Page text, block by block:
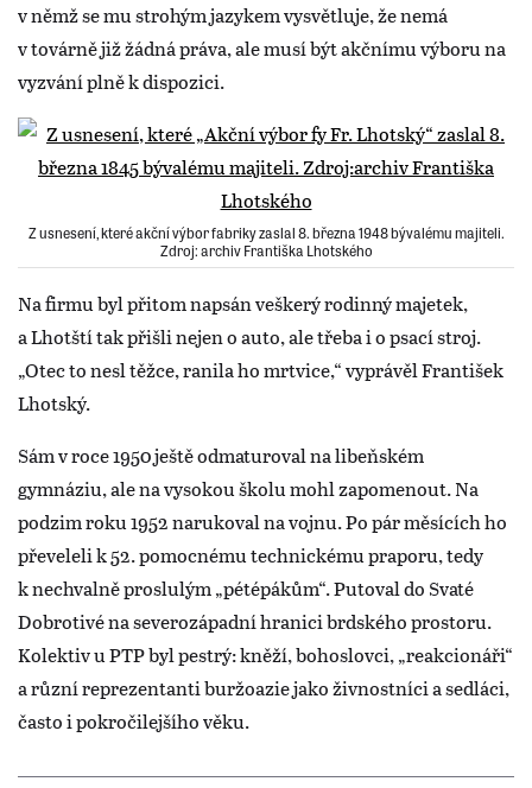
v němž se mu strohým jazykem vysvětluje, že nemá
v továrně již žádná práva, ale musí být akčnímu výboru na
vyzvání plně k dispozici.
Z usnesení, které akční výbor fabriky zaslal 8. března 1948 bývalému majiteli.
Zdroj: archiv Františka Lhotského
Na firmu byl přitom napsán veškerý rodinný majetek,
a Lhotští tak přišli nejen o auto, ale třeba i o psací stroj.
„Otec to nesl těžce, ranila ho mrtvice,“ vyprávěl František
Lhotský.
Sám v roce 1950 ještě odmaturoval na libeňském
gymnáziu, ale na vysokou školu mohl zapomenout. Na
podzim roku 1952 narukoval na vojnu. Po pár měsících ho
převeleli k 52. pomocnému technickému praporu, tedy
k nechvalně proslulým „pétépákům“. Putoval do Svaté
Dobrotivé na severozápadní hranici brdského prostoru.
Kolektiv u PTP byl pestrý: kněží, bohoslovci, „reakcionáři“
a různí reprezentanti buržoazie jako živnostníci a sedláci,
často i pokročilejšího věku.